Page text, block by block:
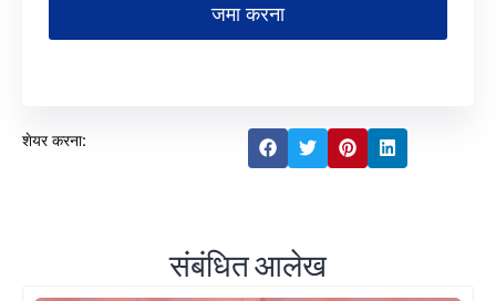
जमा करना
शेयर करना:
संबंधित आलेख